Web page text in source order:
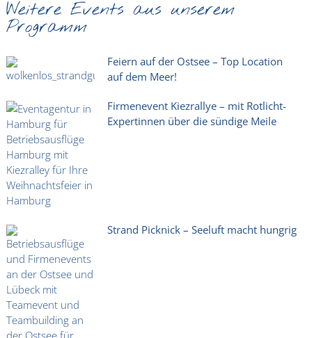
Weitere Events aus unserem
Programm
Feiern auf der Ostsee – Top Location
auf dem Meer!
Firmenevent Kiezrallye – mit Rotlicht-
Expertinnen über die sündige Meile
Strand Picknick – Seeluft macht hungrig